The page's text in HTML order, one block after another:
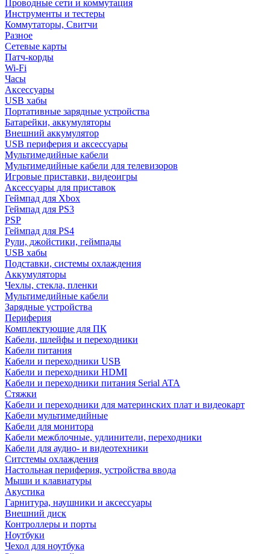
Проводные сети и коммутация
Инструменты и тестеры
Коммутаторы, Свитчи
Разное
Сетевые карты
Патч-корды
Wi-Fi
Часы
Аксессуары
USB хабы
Портативные зарядные устройства
Батарейки, аккумуляторы
Внешний аккумулятор
USB периферия и аксессуары
Мультимедийные кабели
Мультимедийные кабели для телевизоров
Игровые приставки, видеоигры
Аксессуары для приставок
Геймпад для Xbox
Геймпад для PS3
PSP
Геймпад для PS4
Рули, джойстики, геймпады
USB хабы
Подставки, системы охлаждения
Аккумуляторы
Чехлы, стекла, пленки
Мультимедийные кабели
Зарядные устройства
Периферия
Комплектующие для ПК
Кабели, шлейфы и переходники
Кабели питания
Кабели и переходники USB
Кабели и переходники HDMI
Кабели и переходники питания Serial ATA
Стяжки
Кабели и переходники для материнских плат и видеокарт
Кабели мультимедийные
Кабели для монитора
Кабели межблочные, удлинители, переходники
Кабели для аудио- и видеотехники
Ситстемы охлаждения
Настольная периферия, устройства ввода
Мыши и клавиатуры
Акустика
Гарнитура, наушники и аксессуары
Внешний диск
Контроллеры и порты
Ноутбуки
Чехол для ноутбука